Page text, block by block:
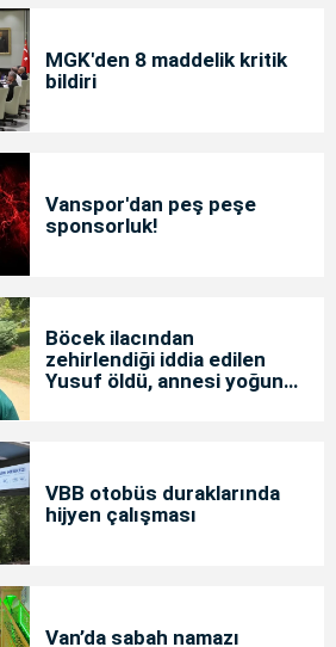
MGK'den 8 maddelik kritik
bildiri
Vanspor'dan peş peşe
sponsorluk!
Böcek ilacından
zehirlendiği iddia edilen
Yusuf öldü, annesi yoğun
VBB otobüs duraklarında
hijyen çalışması
Van’da sabah namazı